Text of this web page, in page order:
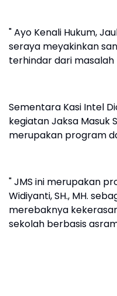
" Ayo Kenali Hukum,
seraya meyakinkan
terhindar dari masalah
Sementara Kasi Intel
kegiatan Jaksa Masuk
merupakan program
" JMS ini merupakan
Widiyanti, SH., MH.
merebaknya
sekolah berbasis